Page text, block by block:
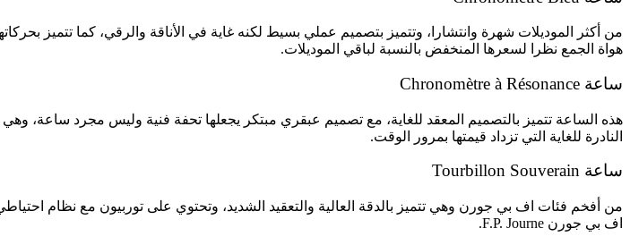
من أكثر الموديلات شهرة وانتشارا، وتتميز بتصميم عملي بسيط لكنه غاية في الأناقة والرقي، كما تتميز
هواة الجمع نظرا لسعرها المنخفض بالنسبة لباقي الموديلات.
ساعة Chronomètre à Résonance
هذه الساعة تتميز بالتصميم المعقد للغاية، مع تصميم عبقري مبتكر يجعلها تحفة فنية وليس مجرد ساعة،
النادرة للغاية التي تزداد قيمتها بمرور الوقت.
ساعة Tourbillon Souverain
من أفخم فئات اف بي جورن وهي تتميز بالدقة العالية والتعقيد الشديد، وتحتوي على توربيون مع نظام
اف بي جورن F.P. Journe.